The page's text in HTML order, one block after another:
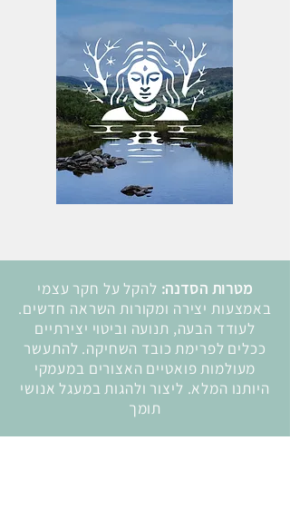
מטרות הסדנה: להקל על חקר עצמי
באמצעות יצירה ומקורות השראה חדשים.
לעודד הבעה, תנועה וביטוי יצירתיים
ככלים לפרימת כובד השחיקה. להתעשר
מעולמות פואטיים האצורים במעמקי
היותנו המלא. ליצור ולהגות במעגל אנושי
תומך